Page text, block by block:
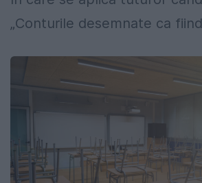
„Conturile desemnate ca